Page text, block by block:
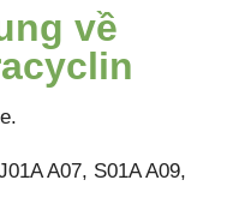
về
A07, S01A A09,